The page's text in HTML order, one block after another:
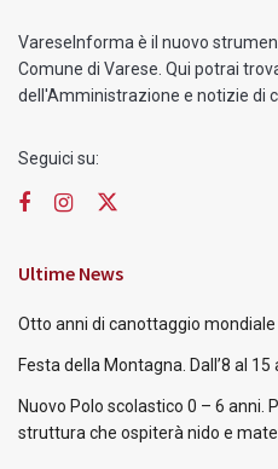
VareseInforma è il nuovo
Comune di Varese. Qui potrai
dell'Amministrazione e notizie di
Seguici su:
Ultime News
Otto anni di canottaggio mondiale
Festa della Montagna. Dall’8 al 15
Nuovo Polo scolastico 0 – 6 anni.
struttura che ospiterà nido e